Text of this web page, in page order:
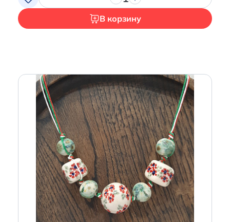
В корзину